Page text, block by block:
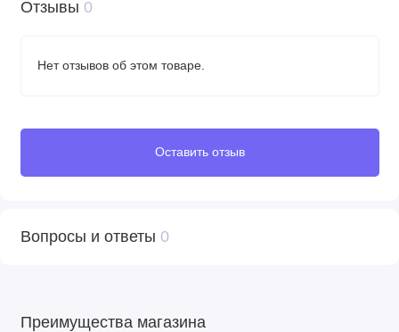
Отзывы 0
Нет отзывов об этом товаре.
Оставить отзыв
Вопросы и ответы 0
Преимущества магазина